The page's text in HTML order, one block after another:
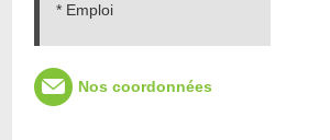
* Emploi
Nos coordonnées